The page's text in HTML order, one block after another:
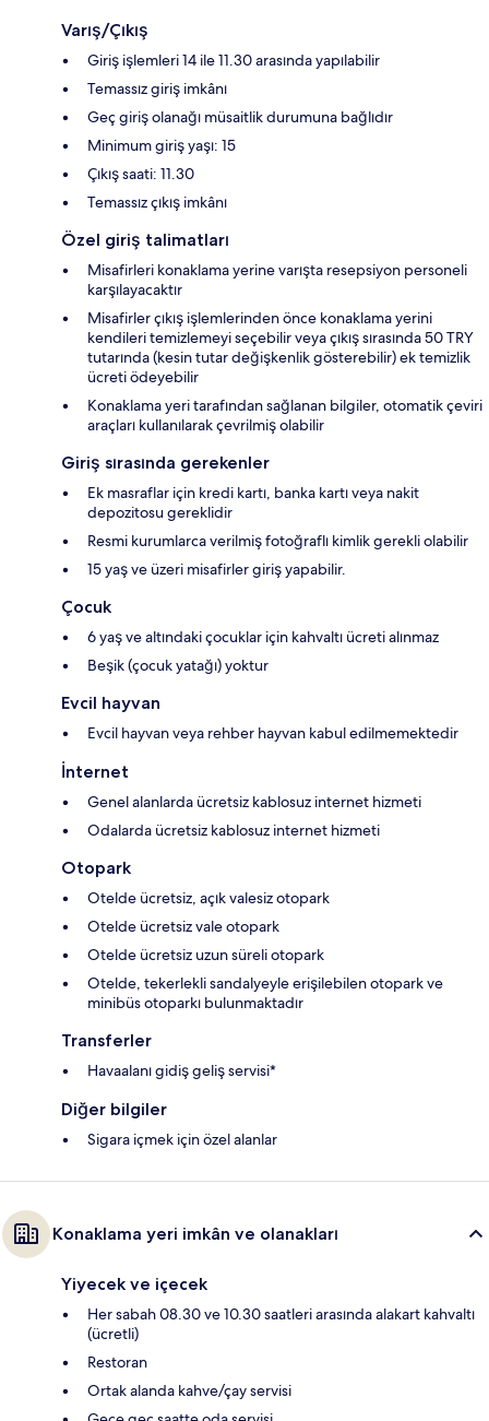
Varış/Çıkış
Giriş işlemleri 14 ile 11.30 arasında yapılabilir
Temassız giriş imkânı
Geç giriş olanağı müsaitlik durumuna bağlıdır
Minimum giriş yaşı: 15
Çıkış saati: 11.30
Temassız çıkış imkânı
Özel giriş talimatları
Misafirleri konaklama yerine varışta resepsiyon personeli
karşılayacaktır
Misafirler çıkış işlemlerinden önce konaklama yerini
kendileri temizlemeyi seçebilir veya çıkış sırasında 50 TRY
tutarında (kesin tutar değişkenlik gösterebilir) ek temizlik
ücreti ödeyebilir
Konaklama yeri tarafından sağlanan bilgiler, otomatik çeviri
araçları kullanılarak çevrilmiş olabilir
Giriş sırasında gerekenler
Ek masraflar için kredi kartı, banka kartı veya nakit
depozitosu gereklidir
Resmi kurumlarca verilmiş fotoğraflı kimlik gerekli olabilir
15 yaş ve üzeri misafirler giriş yapabilir.
Çocuk
6 yaş ve altındaki çocuklar için kahvaltı ücreti alınmaz
Beşik (çocuk yatağı) yoktur
Evcil hayvan
Evcil hayvan veya rehber hayvan kabul edilmemektedir
İnternet
Genel alanlarda ücretsiz kablosuz internet hizmeti
Odalarda ücretsiz kablosuz internet hizmeti
Otopark
Otelde ücretsiz, açık valesiz otopark
Otelde ücretsiz vale otopark
Otelde ücretsiz uzun süreli otopark
Otelde, tekerlekli sandalyeyle erişilebilen otopark ve
minibüs otoparkı bulunmaktadır
Transferler
Havaalanı gidiş geliş servisi*
Diğer bilgiler
Sigara içmek için özel alanlar
Konaklama yeri imkân ve olanakları
Yiyecek ve içecek
Her sabah 08.30 ve 10.30 saatleri arasında alakart kahvaltı
(ücretli)
Restoran
Ortak alanda kahve/çay servisi